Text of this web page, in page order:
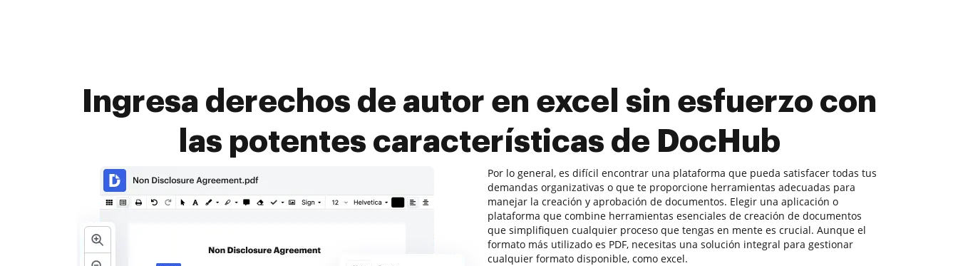
Ingresa derechos de autor en excel sin esfuerzo con
las potentes características de DocHub
Por lo general, es difícil encontrar una plataforma que pueda satisfacer todas tus
demandas organizativas o que te proporcione herramientas adecuadas para
manejar la creación y aprobación de documentos. Elegir una aplicación o
plataforma que combine herramientas esenciales de creación de documentos
que simplifiquen cualquier proceso que tengas en mente es crucial. Aunque el
formato más utilizado es PDF, necesitas una solución integral para gestionar
cualquier formato disponible, como excel.